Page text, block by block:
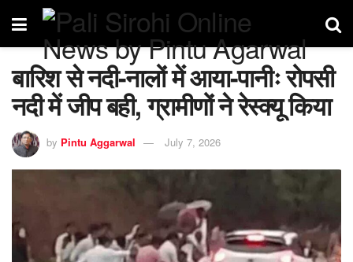
बारिश से नदी-नालों में आया-पानीः रोपसी
नदी में जीप बही, ग्रामीणों ने रेस्क्यू किया
by Pintu Aggarwal July 7, 2026